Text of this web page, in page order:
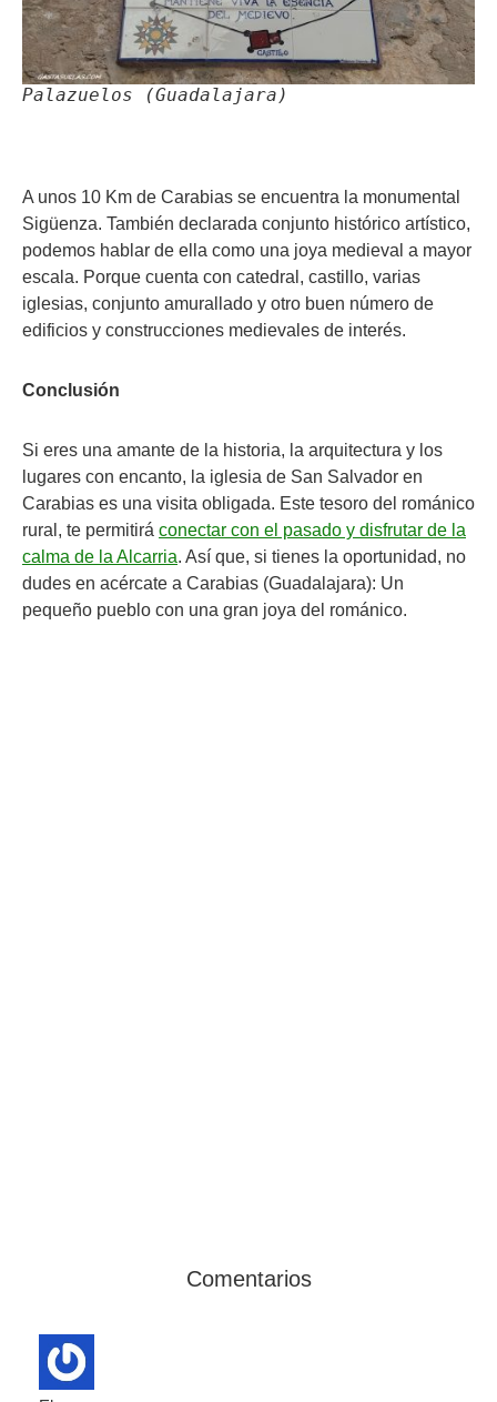
Palazuelos (Guadalajara)
A unos 10 Km de Carabias se encuentra la monumental
Sigüenza. También declarada conjunto histórico artístico,
podemos hablar de ella como una joya medieval a mayor
escala. Porque cuenta con catedral, castillo, varias
iglesias, conjunto amurallado y otro buen número de
edificios y construcciones medievales de interés.
Conclusión
Si eres una amante de la historia, la arquitectura y los
lugares con encanto, la iglesia de San Salvador en
Carabias es una visita obligada. Este tesoro del románico
rural, te permitirá conectar con el pasado y disfrutar de la
calma de la Alcarria. Así que, si tienes la oportunidad, no
dudes en acércate a Carabias (Guadalajara): Un
pequeño pueblo con una gran joya del románico.
Comentarios